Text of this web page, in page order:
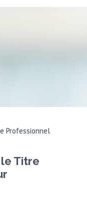
Professionnel
Titre